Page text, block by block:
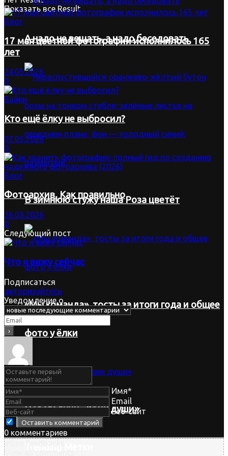
Показать все Result
А надо не вещать, а надо беседовать
В зимнюю стужу наша Роза цветёт
«Мы команда», тосты за итоги года и общее
фото у ёлки
Новогодний «Крик души»
Блог
17 мая цветной фотографии исполнилось 165
лет
24.05.2026
0
Байки
Кто ещё ёлку не выбросил?
07.05.2026
0
Блог
Фотоархив. Как правильно
26.03.2026
0
Следующий пост
Что я вижу сейчас
Подписаться
авторизуйтесь
Уведомление о
Имя*
Email
Веб-сайт
0 комментариев